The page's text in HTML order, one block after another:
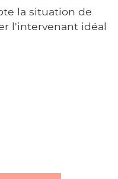
la situation de
l'intervenant idéal